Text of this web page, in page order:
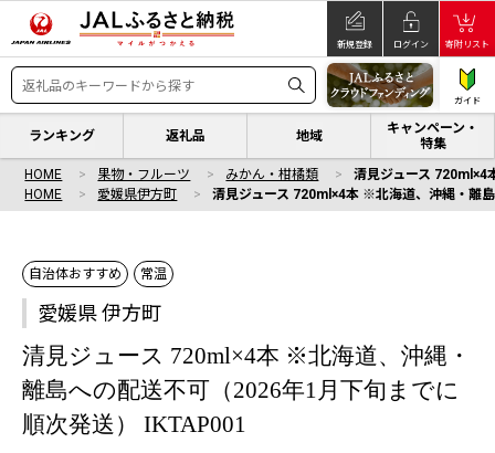
新規登録 ログイン 寄附リスト
ガイド
ランキング 返礼品 地域
キャンペーン・
特集
HOME 果物・フルーツ みかん・柑橘類
清見ジュース
HOME
愛媛県伊方町 清見ジュース 720ml×4本 ※北海道、沖縄・離
自治体おすすめ 常温
愛媛県 伊方町
清見ジュース 720ml×4本 ※北海道、沖縄・
離島への配送不可（2026年1月下旬までに
順次発送） IKTAP001